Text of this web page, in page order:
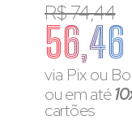
R$ 74,44
56,46
via Pix ou
ou em até
cartões